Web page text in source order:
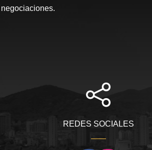
REDES SOCIALES